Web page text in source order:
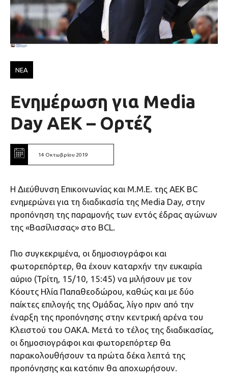
ΝΕΑ
Ενημέρωση για Media
Day AEK – Ορτέζ
14 Οκτωβρίου 2019
Η Διεύθυνση Επικοινωνίας και Μ.Μ.Ε. της ΑΕΚ ΒC
ενημερώνει για τη διαδικασία της Media Day, στην
προπόνηση της παραμονής των εντός έδρας αγώνων
της «Βασίλισσας» στο BCL.
Πιο συγκεκριμένα, οι δημοσιογράφοι και
φωτορεπόρτερ, θα έχουν καταρχήν την ευκαιρία
αύριο (Τρίτη, 15/10, 15:45) να μιλήσουν με τον
Κόουτς Ηλία Παπαθεοδώρου, καθώς και με δύο
παίκτες επιλογής της Ομάδας, λίγο πριν από την
έναρξη της προπόνησης στην κεντρική αρένα του
Κλειστού του ΟΑΚΑ. Μετά το τέλος της διαδικασίας,
οι δημοσιογράφοι και φωτορεπόρτερ θα
παρακολουθήσουν τα πρώτα δέκα λεπτά της
προπόνησης και κατόπιν θα αποχωρήσουν.